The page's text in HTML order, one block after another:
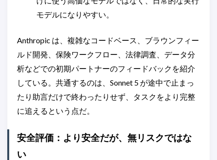
モデルになりやすい。
Anthropic は、複雑なコードベース、ブラウンフィー
ルド開発、保険ワークフロー、法律調査、データ分
析などでの初期パートナーのフィードバックを紹介
している。共通するのは、Sonnet 5 が途中で止まっ
たり助言だけで終わったりせず、タスクをより完整
に追えるという点だ。
安全評価：より安全だが、無リスクではな
い